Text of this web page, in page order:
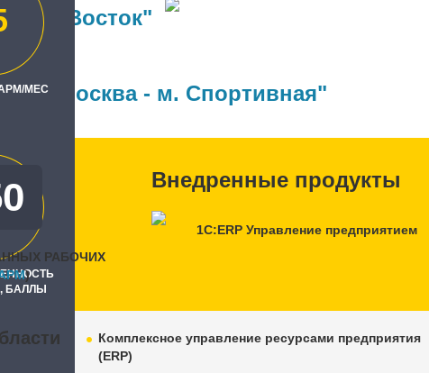
МЕС
БАЛЛЫ
СЕБ-Восток"
Бит, Москва - м. Спортивная"
РАБОЧИХ
)
Внедренные продукты
1С:ERP Управление предприятием
Комплексное управление ресурсами предприятия
(ERP)